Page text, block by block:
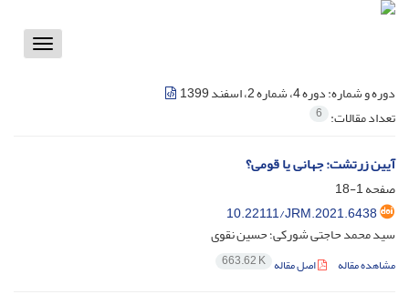
Toggle
دوره و شماره:دوره 4، شماره 2، اسفند 1399
تعداد مقالات: 6
آیین زرتشت: جهانی یا قومی؟
صفحه1-18
10.22111/JRM.2021.6438
سید محمد حاجتی شورکی؛ حسین نقوی
مشاهده مقاله اصل مقاله 663.62 K